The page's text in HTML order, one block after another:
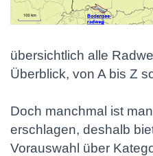
übersichtlich alle
Überblick, von A bis Z
Doch manchmal ist
erschlagen, deshalb
Vorauswahl über